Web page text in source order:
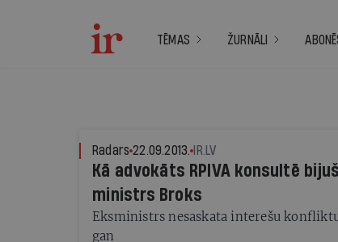
TĒMAS ŽURNĀLI
Radars 22.09.2013. IR.LV
Kā advokāts RPIVA konsultē
ministrs Broks
Eksministrs nesaskata interešu
gan